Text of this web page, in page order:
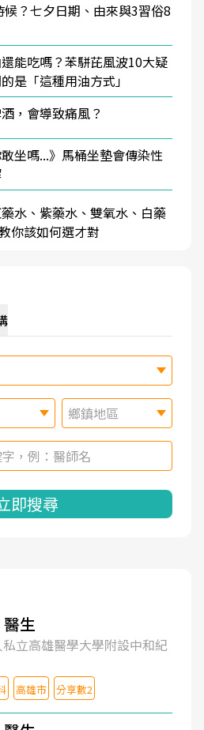
？七夕日期、由來與3習俗8
能吃嗎？苯駢芘風波10大疑
是「這種用油方式」
，會導致痛風？
坐嗎...》馬桶坐墊會傳染性
水、紫藥水、雙氧水、白藥
你該如何選才對
鄉鎮地區
即搜尋
生
立高雄醫學大學附設中和紀
高雄市 分享數2